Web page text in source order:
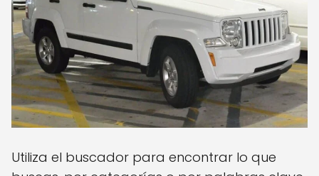
Utiliza el buscador para encontrar lo que